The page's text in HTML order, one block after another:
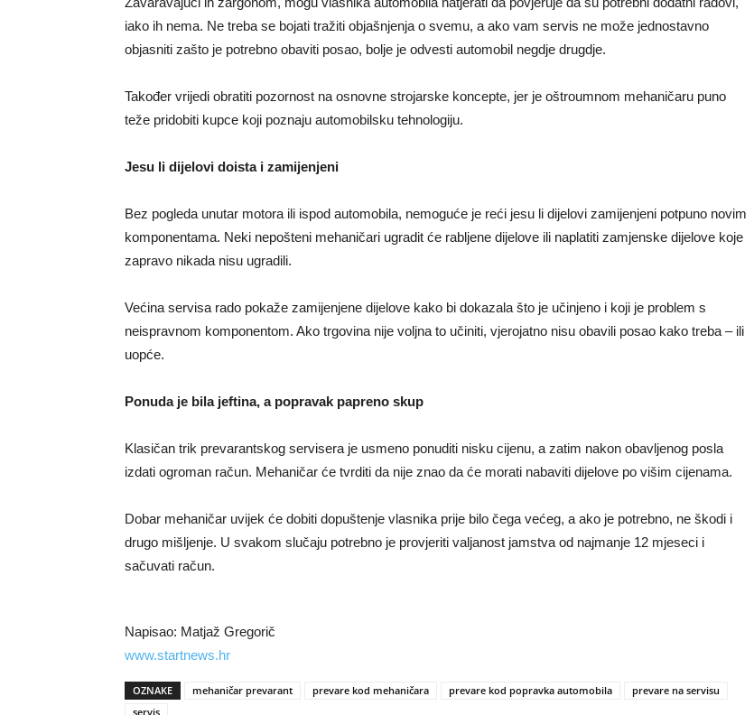
iako ih nema. Ne treba se bojati tražiti objašnjenja o svemu, a ako vam servis ne može jednostavno
objasniti zašto je potrebno obaviti posao, bolje je odvesti automobil negdje drugdje.
Također vrijedi obratiti pozornost na osnovne strojarske koncepte, jer je oštroumnom mehaničaru puno
teže pridobiti kupce koji poznaju automobilsku tehnologiju.
Jesu li dijelovi doista i zamijenjeni
Bez pogleda unutar motora ili ispod automobila, nemoguće je reći jesu li dijelovi zamijenjeni potpuno novim
komponentama. Neki nepošteni mehaničari ugradit će rabljene dijelove ili naplatiti zamjenske dijelove koje
zapravo nikada nisu ugradili.
Većina servisa rado pokaže zamijenjene dijelove kako bi dokazala što je učinjeno i koji je problem s
neispravnom komponentom. Ako trgovina nije voljna to učiniti, vjerojatno nisu obavili posao kako treba – ili
uopće.
Ponuda je bila jeftina, a popravak papreno skup
Klasičan trik prevarantskog servisera je usmeno ponuditi nisku cijenu, a zatim nakon obavljenog posla
izdati ogroman račun. Mehaničar će tvrditi da nije znao da će morati nabaviti dijelove po višim cijenama.
Dobar mehaničar uvijek će dobiti dopuštenje vlasnika prije bilo čega većeg, a ako je potrebno, ne škodi i
drugo mišljenje. U svakom slučaju potrebno je provjeriti valjanost jamstva od najmanje 12 mjeseci i
sačuvati račun.
Napisao: Matjaž Gregorič
www.startnews.hr
OZNAKE mehaničar prevarant prevare kod mehaničara prevare kod popravka automobila
prevare na servisu
servis